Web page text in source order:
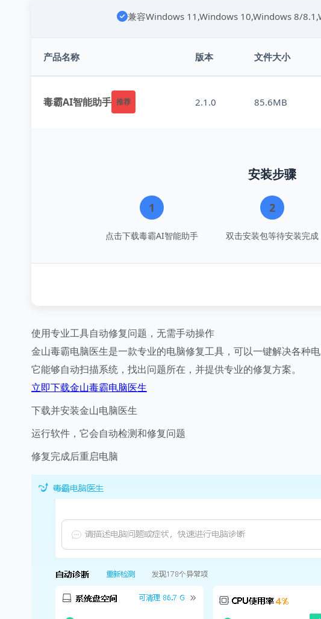
兼容Windows 11,Windows 10,Windows 8/
产品名称 版本 文件大小
毒霸AI智能助手 推荐 2.1.0 85.6MB
安装步骤
1
点击下载毒霸AI智能助手
2
双击安装包等待安装完成
使用专业工具自动修复问题，无需手动操作
金山毒霸电脑医生是一款专业的电脑修复工具，可以一键解决各种
它能够自动扫描系统，找出问题所在，并提供专业的修复方案。
立即下载金山毒霸电脑医生
下载并安装金山电脑医生
运行软件，它会自动检测和修复问题
修复完成后重启电脑